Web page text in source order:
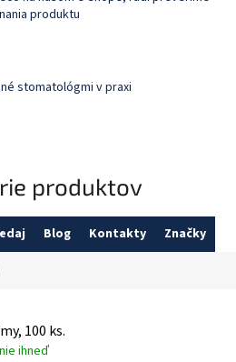
produktu
stomatológmi v praxi
produktov
Blog Kontakty Značky
100 ks.
ihneď